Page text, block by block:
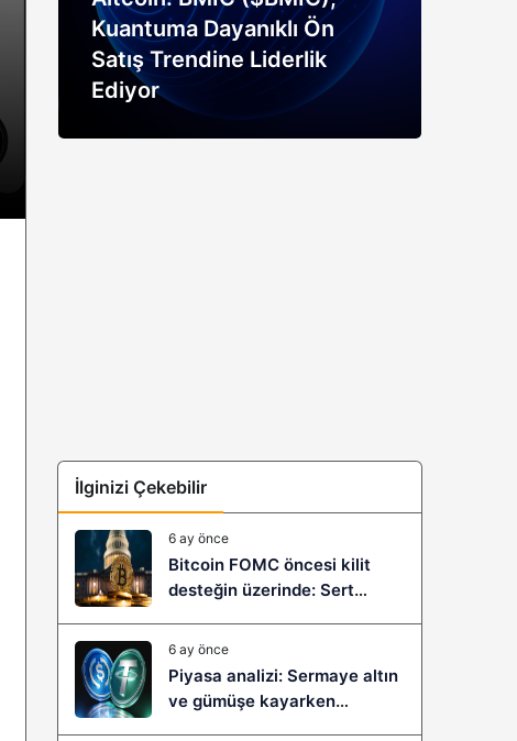
Kuantuma Dayanıklı Ön
Satış Trendine Liderlik
Ediyor
İlginizi Çekebilir
6 ay önce
Bitcoin FOMC öncesi kilit
desteğin üzerinde: Sert
geliyor?
6 ay önce
Piyasa analizi: Sermaye altın
ve gümüşe kayarken